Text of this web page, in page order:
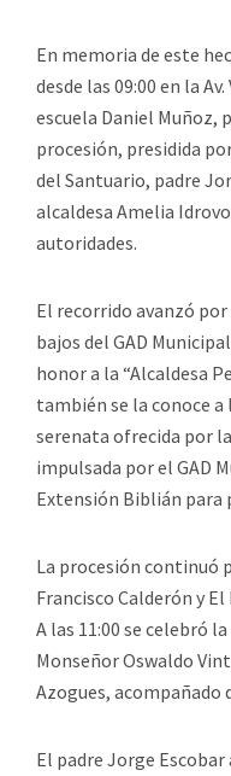
En memoria de este
desde las 09:00 en la
escuela Daniel Muñoz,
procesión, presidida
del Santuario, padre
alcaldesa Amelia
autoridades.
El recorrido avanzó
bajos del GAD
honor a la “Alcaldesa
también se la conoce a
serenata ofrecida por
impulsada por el GAD
Extensión Biblián para
La procesión continuó
Francisco Calderón y
A las 11:00 se celebró
Monseñor Oswaldo
Azogues, acompañado
El padre Jorge